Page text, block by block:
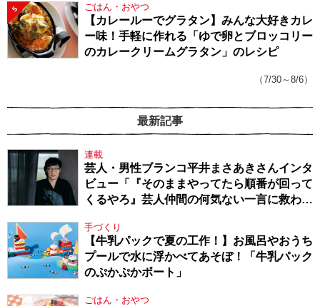
5 ごはん・おやつ
【カレールーでグラタン】みんな大好きカレ
ー味！手軽に作れる「ゆで卵とブロッコリー
のカレークリームグラタン」のレシピ
（7/30～8/6）
最新記事
連載
芸人・男性ブランコ平井まさあきさんインタ
ビュー「『そのままやってたら順番が回って
くるやろ』芸人仲間の何気ない一言に救われ
手づくり
【牛乳パックで夏の工作！】お風呂やおうち
プールで水に浮かべてあそぼ！「牛乳パック
のぷかぷかボート」
ごはん・おやつ